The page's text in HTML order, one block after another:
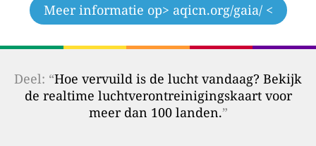
Meer informatie op> aqicn.org/gaia/ <
Deel: “Hoe vervuild is de lucht vandaag? Bekijk
de realtime luchtverontreinigingskaart voor
meer dan 100 landen.”